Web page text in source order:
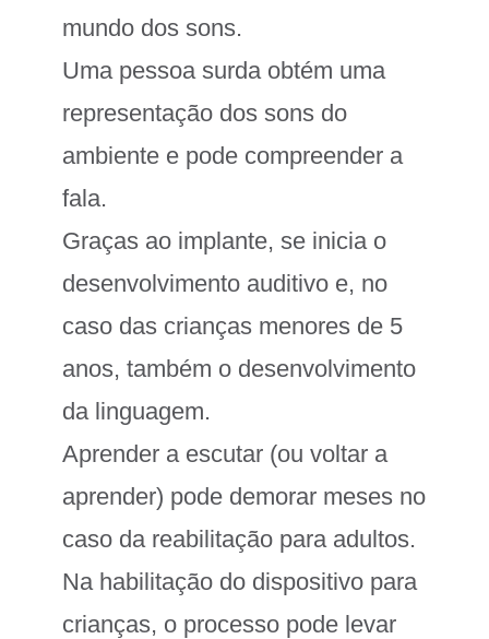
mundo dos sons.
Uma pessoa surda obtém uma
representação dos sons do
ambiente e pode compreender a
fala.
Graças ao implante, se inicia o
desenvolvimento auditivo e, no
caso das crianças menores de 5
anos, também o desenvolvimento
da linguagem.
Aprender a escutar (ou voltar a
aprender) pode demorar meses no
caso da reabilitação para adultos.
Na habilitação do dispositivo para
crianças, o processo pode levar